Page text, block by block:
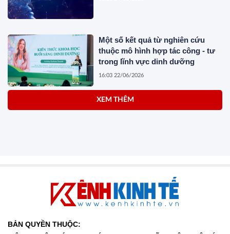
Một số kết quả từ nghiên cứu
thuộc mô hình hợp tác công - tư
trong lĩnh vực dinh dưỡng
16:03 22/06/2026
XEM THÊM
BẢN QUYỀN THUỘC: